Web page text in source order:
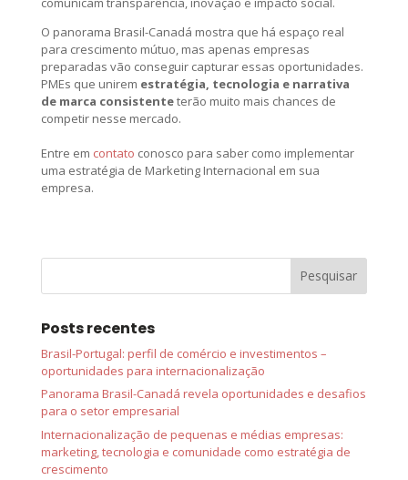
O panorama Brasil-Canadá mostra que há espaço real
para crescimento mútuo, mas apenas empresas
preparadas vão conseguir capturar essas oportunidades.
PMEs que unirem estratégia, tecnologia e narrativa
de marca consistenteterão muito mais chances de
competir nesse mercado.
Entre em contato conosco para saber como implementar
uma estratégia de Marketing Internacional em sua
empresa.
Posts recentes
Brasil-Portugal: perfil de comércio e investimentos –
oportunidades para internacionalização
Panorama Brasil-Canadá revela oportunidades e desafios
para o setor empresarial
Internacionalização de pequenas e médias empresas:
marketing, tecnologia e comunidade como estratégia de
crescimento